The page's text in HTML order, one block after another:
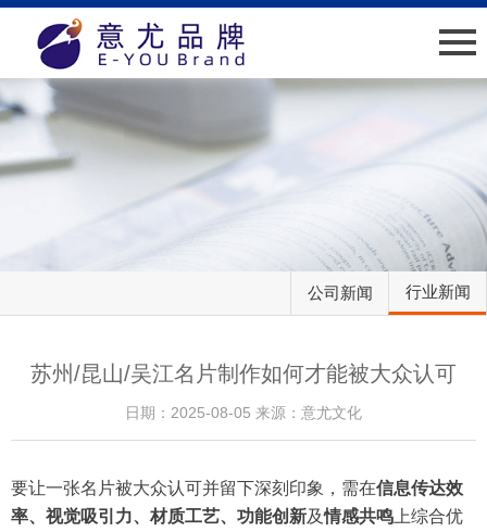
网站首页
关于我们
人才招聘
客户服务
行业新闻
公司新闻
苏州/昆山/吴江名片制作如何才能被大众认可
日期：2025-08-05 来源：意尤文化
要让一张名片被大众认可并留下深刻印象，需在信息传达效
率、视觉吸引力、材质工艺、功能创新及情感共鸣上综合优